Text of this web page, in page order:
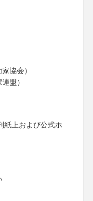
協会）
盟）
紙上および公式ホ